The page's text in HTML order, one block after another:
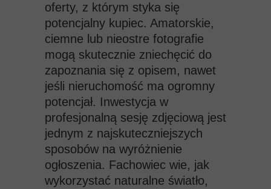
oferty, z którym styka się
potencjalny kupiec. Amatorskie,
ciemne lub nieostre fotografie
mogą skutecznie zniechęcić do
zapoznania się z opisem, nawet
jeśli nieruchomość ma ogromny
potencjał. Inwestycja w
profesjonalną sesję zdjęciową jest
jednym z najskuteczniejszych
sposobów na wyróżnienie
ogłoszenia. Fachowiec wie, jak
wykorzystać naturalne światło,